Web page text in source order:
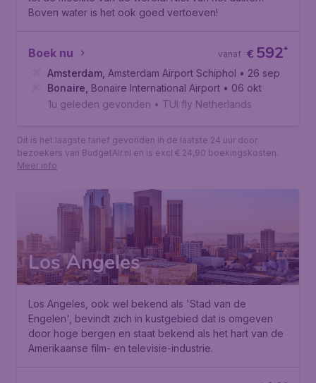
Boven water is het ook goed vertoeven!
Boek nu €592*
vanaf
Amsterdam Amsterdam Airport Schiphol • 26 sep
Bonaire Bonaire International Airport • 06 okt
1u geleden gevonden • TUI fly Netherlands
Dit is het laagste tarief gevonden in de laatste 24 uur door
bezoekers van BudgetAir.nl en is excl € 24,90 boekingskosten.
Meer info
Los Angeles
Los Angeles, ook wel bekend als 'Stad van de
Engelen', bevindt zich in kustgebied dat is omgeven
door hoge bergen en staat bekend als het hart van de
Amerikaanse film- en televisie-industrie.